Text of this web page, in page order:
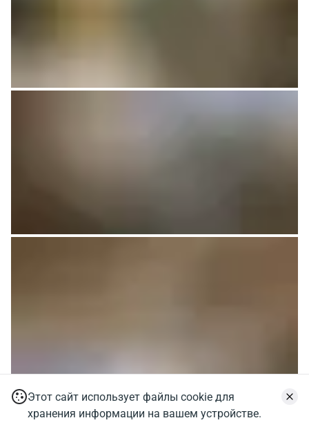
Этот сайт использует файлы cookie для
хранения информации на вашем устройстве.